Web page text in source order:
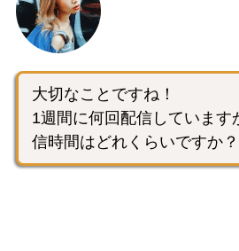
大切なことですね！
1週間に何回配信しています
信時間はどれくらいですか？